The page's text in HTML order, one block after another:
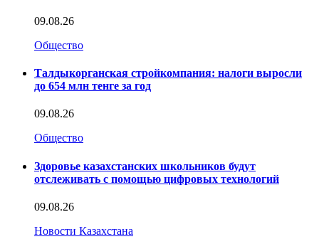
09.08.26
Общество
Талдыкорганская стройкомпания: налоги выросли
до 654 млн тенге за год
09.08.26
Общество
Здоровье казахстанских школьников будут
отслеживать с помощью цифровых технологий
09.08.26
Новости Казахстана